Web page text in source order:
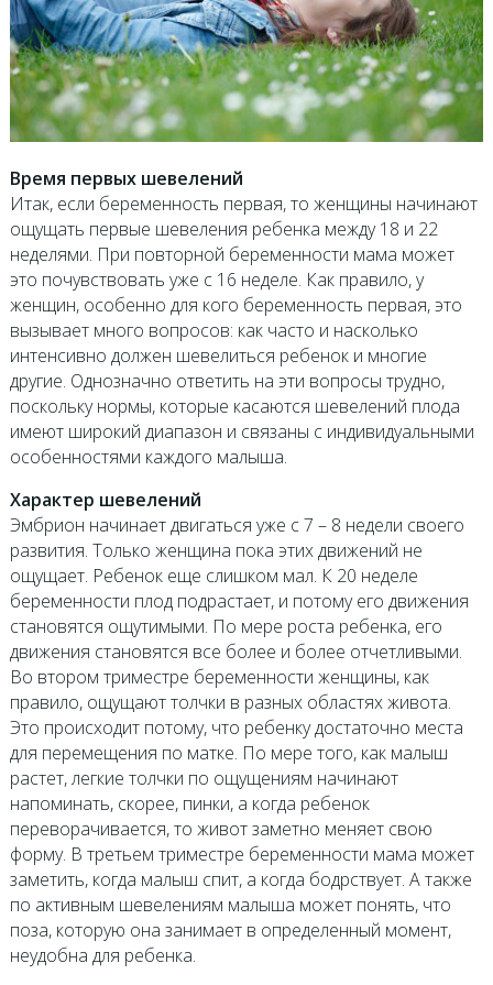
Время первых шевелений
Итак, если беременность первая, то женщины начинают
ощущать первые шевеления ребенка между 18 и 22
неделями. При повторной беременности мама может
это почувствовать уже с 16 неделе. Как правило, у
женщин, особенно для кого беременность первая, это
вызывает много вопросов: как часто и насколько
интенсивно должен шевелиться ребенок и многие
другие. Однозначно ответить на эти вопросы трудно,
поскольку нормы, которые касаются шевелений плода
имеют широкий диапазон и связаны с индивидуальными
особенностями каждого малыша.
Характер шевелений
Эмбрион начинает двигаться уже с 7 – 8 недели своего
развития. Только женщина пока этих движений не
ощущает. Ребенок еще слишком мал. К 20 неделе
беременности плод подрастает, и потому его движения
становятся ощутимыми. По мере роста ребенка, его
движения становятся все более и более отчетливыми.
Во втором триместре беременности женщины, как
правило, ощущают толчки в разных областях живота.
Это происходит потому, что ребенку достаточно места
для перемещения по матке. По мере того, как малыш
растет, легкие толчки по ощущениям начинают
напоминать, скорее, пинки, а когда ребенок
переворачивается, то живот заметно меняет свою
форму. В третьем триместре беременности мама может
заметить, когда малыш спит, а когда бодрствует. А также
по активным шевелениям малыша может понять, что
поза, которую она занимает в определенный момент,
неудобна для ребенка.